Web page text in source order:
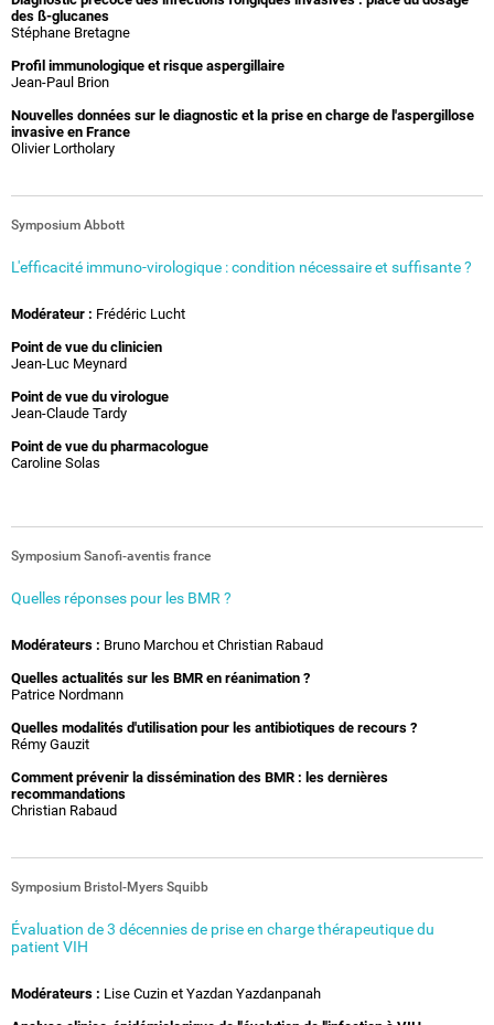
des ß-glucanes
Stéphane Bretagne
Profil immunologique et risque aspergillaire
Jean-Paul Brion
Nouvelles données sur le diagnostic et la prise en charge de l'aspergillose
invasive en France
Olivier Lortholary
Symposium Abbott
L'efficacité immuno-virologique : condition nécessaire et suffisante ?
Modérateur : Frédéric Lucht
Point de vue du clinicien
Jean-Luc Meynard
Point de vue du virologue
Jean-Claude Tardy
Point de vue du pharmacologue
Caroline Solas
Symposium Sanofi-aventis france
Quelles réponses pour les BMR ?
Modérateurs : Bruno Marchou et Christian Rabaud
Quelles actualités sur les BMR en réanimation ?
Patrice Nordmann
Quelles modalités d'utilisation pour les antibiotiques de recours ?
Rémy Gauzit
Comment prévenir la dissémination des BMR : les dernières
recommandations
Christian Rabaud
Symposium Bristol-Myers Squibb
Évaluation de 3 décennies de prise en charge thérapeutique du
patient VIH
Modérateurs : Lise Cuzin et Yazdan Yazdanpanah